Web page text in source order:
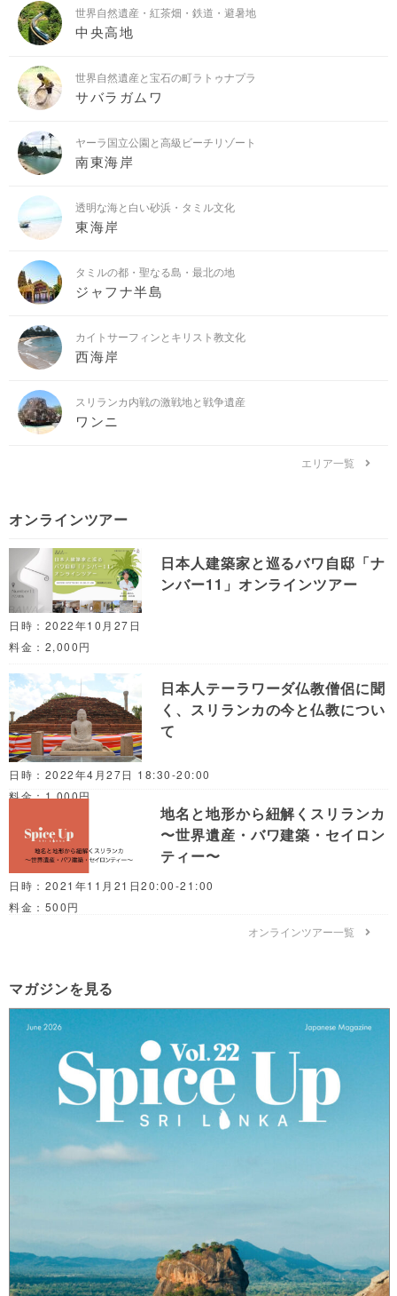
世界自然遺産・紅茶畑・鉄道・避暑地
中央高地
世界自然遺産と宝石の町ラトゥナプラ
サバラガムワ
ヤーラ国立公園と高級ビーチリゾート
南東海岸
透明な海と白い砂浜・タミル文化
東海岸
タミルの都・聖なる島・最北の地
ジャフナ半島
カイトサーフィンとキリスト教文化
西海岸
スリランカ内戦の激戦地と戦争遺産
ワンニ
エリア一覧
オンラインツアー
日本人建築家と巡るバワ自邸「ナ
ンバー11」オンラインツアー
日時：2022年10月27日
料金：2,000円
日本人テーラワーダ仏教僧侶に聞
く、スリランカの今と仏教につい
て
日時：2022年4月27日 18:30-20:00
料金：1,000円
地名と地形から紐解くスリランカ
〜世界遺産・バワ建築・セイロン
ティー〜
日時：2021年11月21日20:00-21:00
料金：500円
オンラインツアー一覧
マガジンを見る